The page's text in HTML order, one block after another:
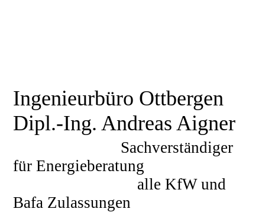
Ingenieurbüro Ottbergen
Dipl.-Ing. Andreas Aigner
Sachverständiger
für Energieberatung
alle KfW und
Bafa Zulassungen